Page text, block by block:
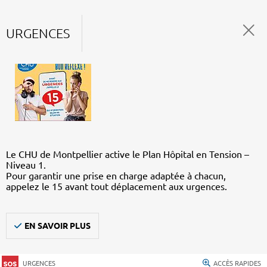
URGENCES
Le CHU de Montpellier active le Plan Hôpital en Tension –
Niveau 1.
Pour garantir une prise en charge adaptée à chacun,
appelez le 15 avant tout déplacement aux urgences.
EN SAVOIR PLUS
URGENCES ACCÈS RAPIDES